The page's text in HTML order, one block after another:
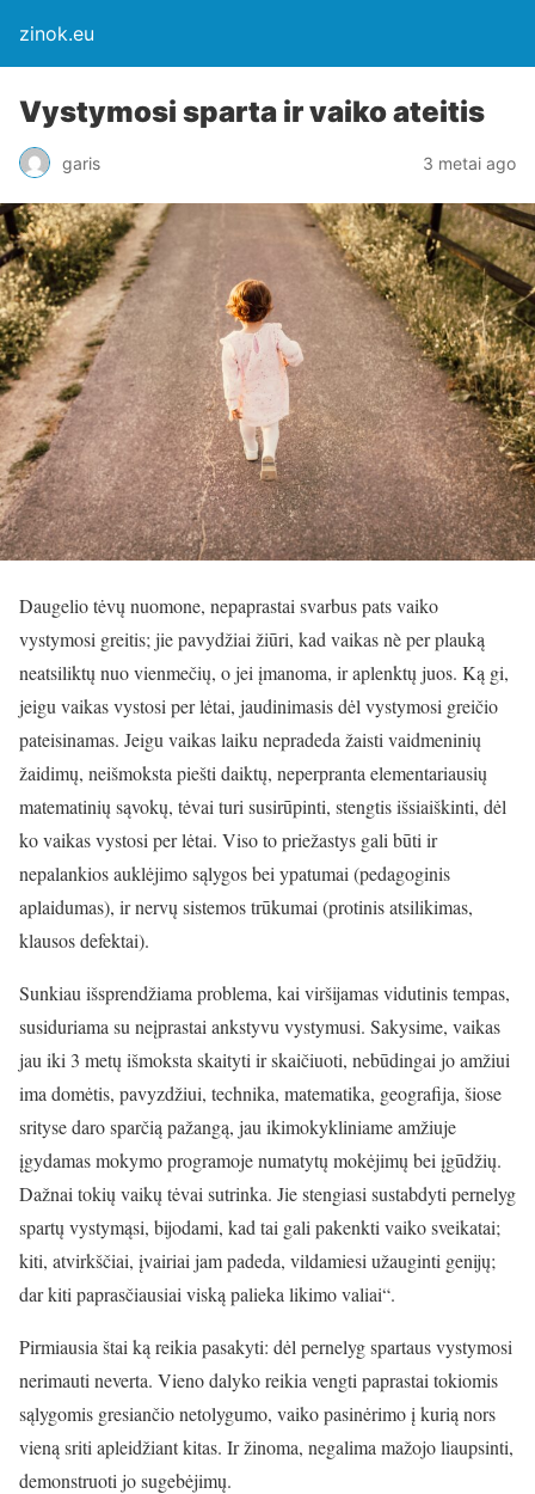
zinok.eu
Vystymosi sparta ir vaiko ateitis
garis 3 metai ago
Daugelio tėvų nuomone, nepaprastai svarbus pats vaiko
vystymosi greitis; jie pavydžiai žiūri, kad vaikas nè per plauką
neatsiliktų nuo vienmečių, o jei įmanoma, ir aplenktų juos. Ką gi,
jeigu vaikas vystosi per lėtai, jaudinimasis dėl vystymosi greičio
pateisinamas. Jeigu vaikas laiku nepradeda žaisti vaidmeninių
žaidimų, neišmoksta piešti daiktų, neperpranta elementariausių
matematinių sąvokų, tėvai turi susirūpinti, stengtis išsiaiškinti, dėl
ko vaikas vystosi per lėtai. Viso to priežastys gali būti ir
nepalankios auklėjimo sąlygos bei ypatumai (pedagoginis
aplaidumas), ir nervų sistemos trūkumai (protinis atsilikimas,
klausos defektai).
Sunkiau išsprendžiama problema, kai viršijamas vidutinis tempas,
susiduriama su neįprastai ankstyvu vystymusi. Sakysime, vaikas
jau iki 3 metų išmoksta skaityti ir skaičiuoti, nebūdingai jo amžiui
ima domėtis, pavyzdžiui, technika, matematika, geografija, šiose
srityse daro sparčią pažangą, jau ikimokykliniame amžiuje
įgydamas mokymo programoje numatytų mokėjimų bei įgūdžių.
Dažnai tokių vaikų tėvai sutrinka. Jie stengiasi sustabdyti pernelyg
spartų vystymąsi, bijodami, kad tai gali pakenkti vaiko sveikatai;
kiti, atvirkščiai, įvairiai jam padeda, vildamiesi užauginti genijų;
dar kiti paprasčiausiai viską palieka likimo valiai“.
Pirmiausia štai ką reikia pasakyti: dėl pernelyg spartaus vystymosi
nerimauti neverta. Vieno dalyko reikia vengti paprastai tokiomis
sąlygomis gresiančio netolygumo, vaiko pasinėrimo į kurią nors
vieną sriti apleidžiant kitas. Ir žinoma, negalima mažojo liaupsinti,
demonstruoti jo sugebėjimų.